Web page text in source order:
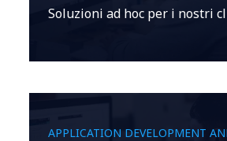
Soluzioni ad hoc per i nostri
APPLICATION DEVELOPMENT